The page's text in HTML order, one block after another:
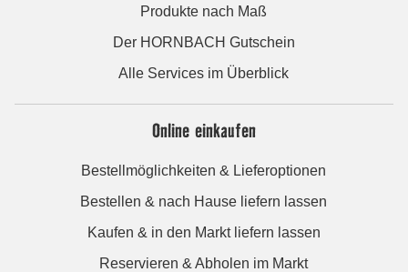
Produkte nach Maß
Der HORNBACH Gutschein
Alle Services im Überblick
Online einkaufen
Bestellmöglichkeiten & Lieferoptionen
Bestellen & nach Hause liefern lassen
Kaufen & in den Markt liefern lassen
Reservieren & Abholen im Markt